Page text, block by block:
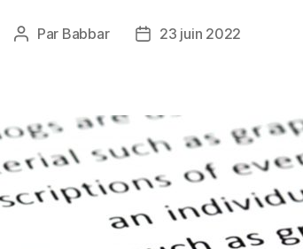
Auteur
Par Babbar
Date23 juin 2022